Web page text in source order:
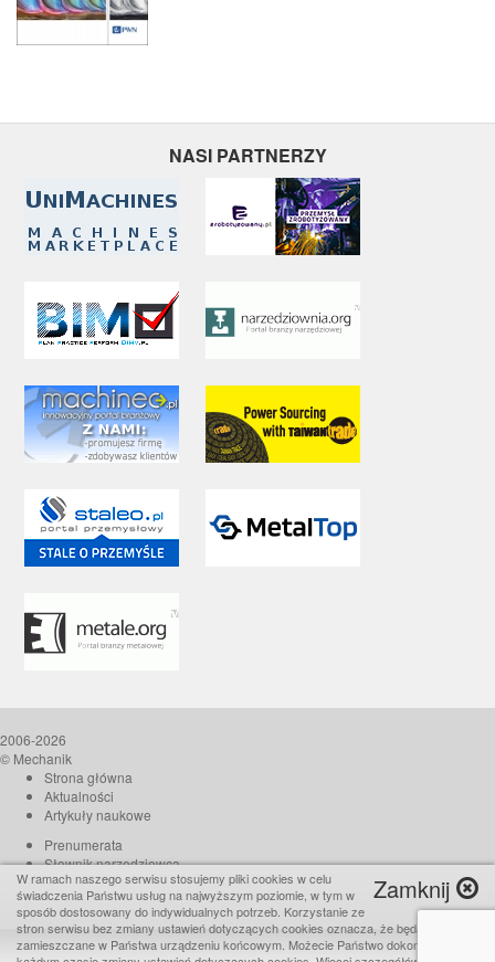
NASI PARTNERZY
2006-2026
© Mechanik
Strona główna
Aktualności
Artykuły naukowe
Prenumerata
Słownik narzędziowca
O czasopiśmie
Reklama
Kontakt
Zamknij
W ramach naszego serwisu stosujemy pliki cookies w celu
świadczenia Państwu usług na najwyższym poziomie, w tym w
sposób dostosowany do indywidualnych potrzeb. Korzystanie ze
stron serwisu bez zmiany ustawień dotyczących cookies oznacza, że będą one
zamieszczane w Państwa urządzeniu końcowym. Możecie Państwo dokonać w